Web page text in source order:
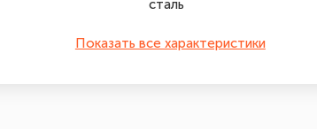
сталь
Показать все характеристики